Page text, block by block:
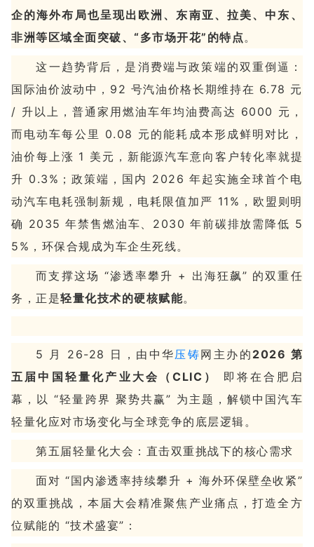
企的海外布局也呈现出欧洲、东南亚、拉美、中东、
非洲等区域全面突破、“多市场开花”的特点。
这一趋势背后，是消费端与政策端的双重倒逼：
国际油价波动中，92 号汽油价格长期维持在 6.78 元
/ 升以上，普通家用燃油车年均油费高达 6000 元，
而电动车每公里 0.08 元的能耗成本形成鲜明对比，
油价每上涨 1 美元，新能源汽车意向客户转化率就提
升 0.3%；政策端，国内 2026 年起实施全球首个电
动汽车电耗强制新规，电耗限值加严 11%，欧盟则明
确 2035 年禁售燃油车、2030 年前碳排放需降低 5
5%，环保合规成为车企生死线。
而支撑这场 “渗透率攀升 + 出海狂飙” 的双重任
务，正是轻量化技术的硬核赋能。
5 月 26-28 日，由中华压铸网主办的 2026 第
五届中国轻量化产业大会（CLIC ）
即将在合肥启
幕，以 “轻量跨界 聚势共赢” 为主题，解锁中国汽车
轻量化应对市场变化与全球竞争的底层逻辑。
第五届轻量化大会：直击双重挑战下的核心需求
面对 “国内渗透率持续攀升 + 海外环保壁垒收紧”
的双重挑战，本届大会精准聚焦产业痛点，打造全方
位赋能的 “技术盛宴”：